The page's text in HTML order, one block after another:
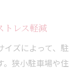
トレス軽減
イズによって、駐
。狭小駐車場や住